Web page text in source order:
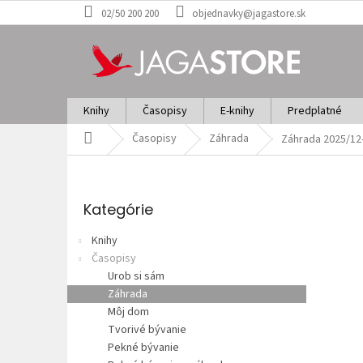
Prejsť
02/50 200 200 objednavky@jagastore.sk
Knihy Časopisy E-knihy
Predplatné
Domov Časopisy Záhrada Záhrada 2025/
n
e
kategórie
Kategórie
Knihy
Časopisy
Urob si sám
Záhrada
Môj dom
Tvorivé bývanie
Pekné bývanie